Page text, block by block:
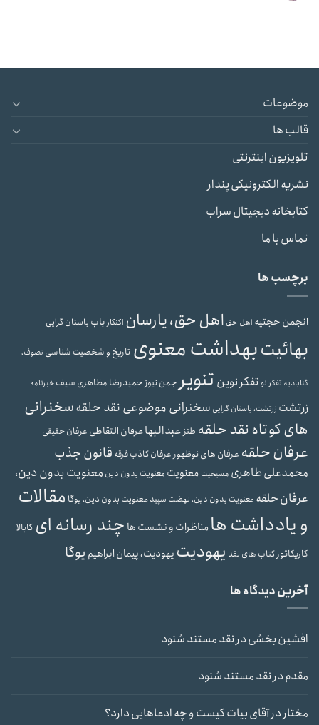
موضوعات
قالب ها
تلویزیون اینترنتی
نشریه الکترونیکی پندار
کتابخانه دیجیتال سراب
تماس با ما
برچسب ها
انجمن حجتیه اهل حق اهل حق، یارسان اکنکار باب باستان گرایی
بهائیتبهداشت معنوی تاریخ و شخصیت شناسی تصوف،
گنابادیه تفکر نوتفکر نوین تنویر جمن نیوز حمیدرضا مظاهری سیفخبرنامه
زرتشت زرتشت، باستان گرایی سخنرانی موضوعی نقد حلقهسخنرانی
های کوتاه نقد حلقه طنز عبدالبهاعرفان التقاطی عرفان حقیقی
عرفان حلقه عرفان های نوظهور عرفان کاذبفرقه قانون جذب
محمدعلی طاهری مسیحیت معنویت معنویت بدون دین معنویت بدون دین،
عرفان حلقه معنویت بدون دین، نهضت سپیدمعنویت بدون دین، یوگا مقالات
و یادداشت هامناظرات و نشست ها چند رسانه ای کابالا
کاریکاتور کتاب های نقد یهودیت یهودیت، پیمان ابراهیم یوگا
آخرین دیدگاه ها
افشین بخشیدرنقد مستند شنود
مقدمدرنقد مستند شنود
مختاردرآقای بیات کیست و چه ادعاهایی دارد؟